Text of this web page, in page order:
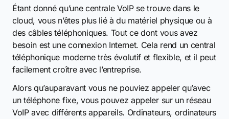
Étant donné qu’une centrale VoIP se trouve dans le
cloud, vous n’êtes plus lié à du matériel physique ou à
des câbles téléphoniques. Tout ce dont vous avez
besoin est une connexion Internet. Cela rend un central
téléphonique moderne très évolutif et flexible, et il peut
facilement croître avec l’entreprise.
Alors qu’auparavant vous ne pouviez appeler qu’avec
un téléphone fixe, vous pouvez appeler sur un réseau
VoIP avec différents appareils. Ordinateurs, ordinateurs